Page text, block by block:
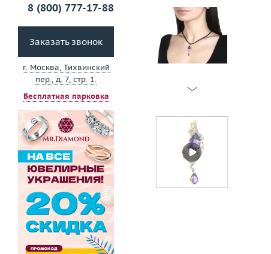
8 (800) 777-17-88
Заказать звонок
г. Москва, Тихвинский
пер., д. 7, стр. 1.
Бесплатная парковка